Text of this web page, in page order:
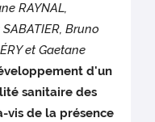
RAYNAL,
Bruno
et Gaetane
d'un
sanitaire des
vis de la présence